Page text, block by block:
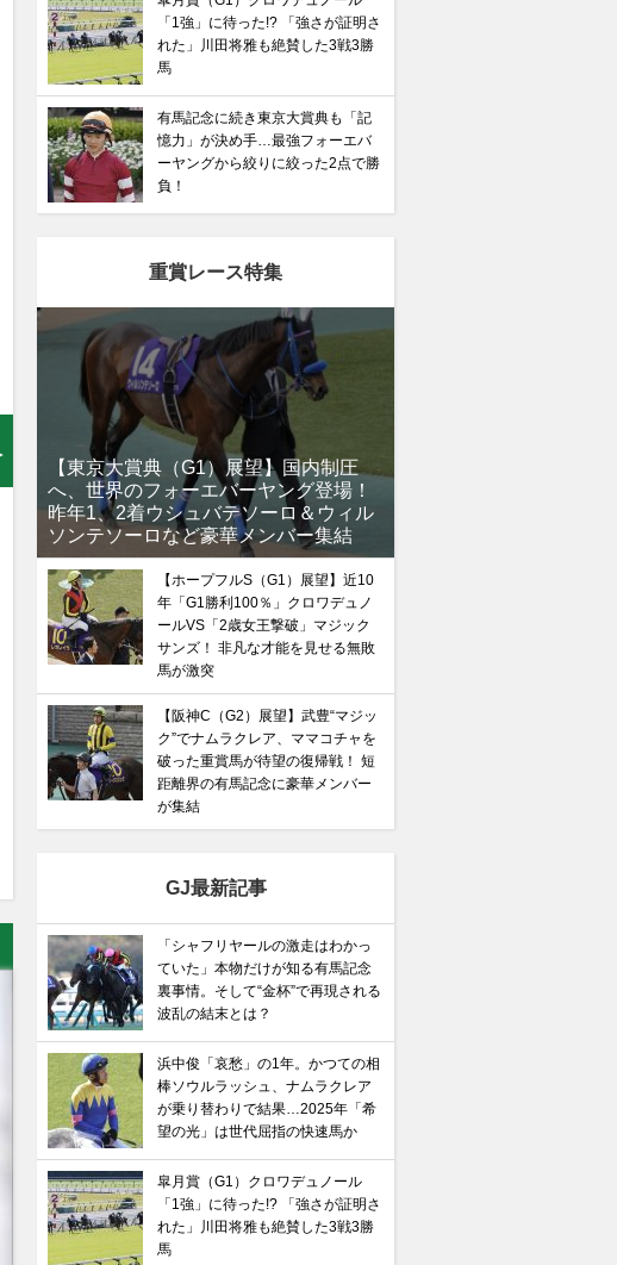
「1強」に待った!? 「強さが証明さ
れた」川田将雅も絶賛した3戦3勝
馬
有馬記念に続き東京大賞典も「記
憶力」が決め手…最強フォーエバ
ーヤングから絞りに絞った2点で勝
負！
重賞レース特集
【東京大賞典（G1）展望】国内制圧
へ、世界のフォーエバーヤング登場！
昨年1、2着ウシュバテソーロ＆ウィル
ソンテソーロなど豪華メンバー集結
【ホープフルS（G1）展望】近10
年「G1勝利100％」クロワデュノ
ールVS「2歳女王撃破」マジック
サンズ！ 非凡な才能を見せる無敗
馬が激突
【阪神C（G2）展望】武豊“マジッ
ク”でナムラクレア、ママコチャを
破った重賞馬が待望の復帰戦！ 短
距離界の有馬記念に豪華メンバー
が集結
GJ最新記事
「シャフリヤールの激走はわかっ
ていた」本物だけが知る有馬記念
裏事情。そして“金杯”で再現される
波乱の結末とは？
浜中俊「哀愁」の1年。かつての相
棒ソウルラッシュ、ナムラクレア
が乗り替わりで結果…2025年「希
望の光」は世代屈指の快速馬か
皐月賞（G1）クロワデュノール
「1強」に待った!? 「強さが証明さ
れた」川田将雅も絶賛した3戦3勝
馬